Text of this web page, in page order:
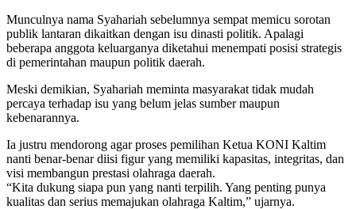
Munculnya nama Syahariah sebelumnya sempat memicu sorotan
publik lantaran dikaitkan dengan isu dinasti politik. Apalagi
beberapa anggota keluarganya diketahui menempati posisi strategis
di pemerintahan maupun politik daerah.
Meski demikian, Syahariah meminta masyarakat tidak mudah
percaya terhadap isu yang belum jelas sumber maupun
kebenarannya.
Ia justru mendorong agar proses pemilihan Ketua KONI Kaltim
nanti benar-benar diisi figur yang memiliki kapasitas, integritas, dan
visi membangun prestasi olahraga daerah.
“Kita dukung siapa pun yang nanti terpilih. Yang penting punya
kualitas dan serius memajukan olahraga Kaltim,” ujarnya.